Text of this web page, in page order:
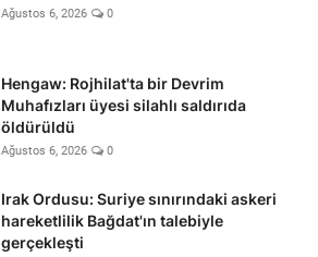
Ağustos 6, 2026 0
Hengaw: Rojhilat'ta bir Devrim
Muhafızları üyesi silahlı saldırıda
öldürüldü
Ağustos 6, 2026 0
Irak Ordusu: Suriye sınırındaki askeri
hareketlilik Bağdat'ın talebiyle
gerçekleşti